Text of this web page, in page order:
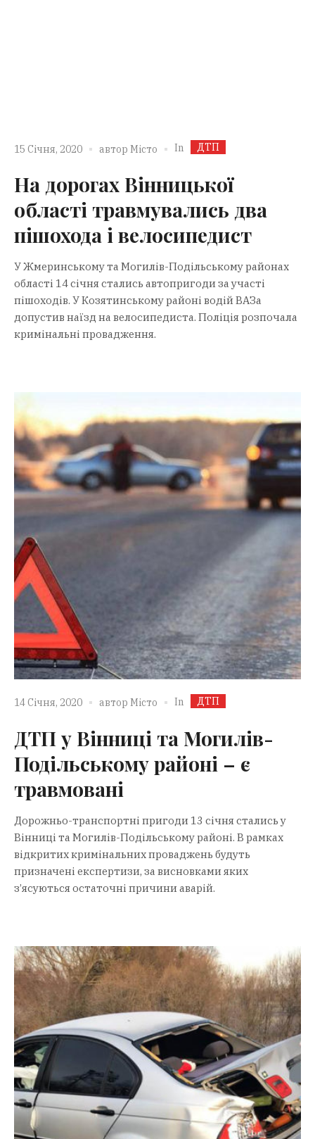
15 Січня, 2020 автор Місто In ДТП
На дорогах Вінницької
області травмувались два
пішохода і велосипедист
У Жмеринському та Могилів-Подільському районах
області 14 січня стались автопригоди за участі
пішоходів. У Козятинському районі водій ВАЗа
допустив наїзд на велосипедиста. Поліція розпочала
кримінальні провадження.
14 Січня, 2020 автор Місто In ДТП
ДТП у Вінниці та Могилів-
Подільському районі – є
травмовані
Дорожньо-транспортні пригоди 13 січня стались у
Вінниці та Могилів-Подільському районі. В рамках
відкритих кримінальних проваджень будуть
призначені експертизи, за висновками яких
з’ясуються остаточні причини аварій.